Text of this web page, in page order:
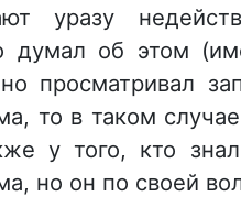
уразу
думал об этом
просматривал
то в таком
у того, кто
но он по своей